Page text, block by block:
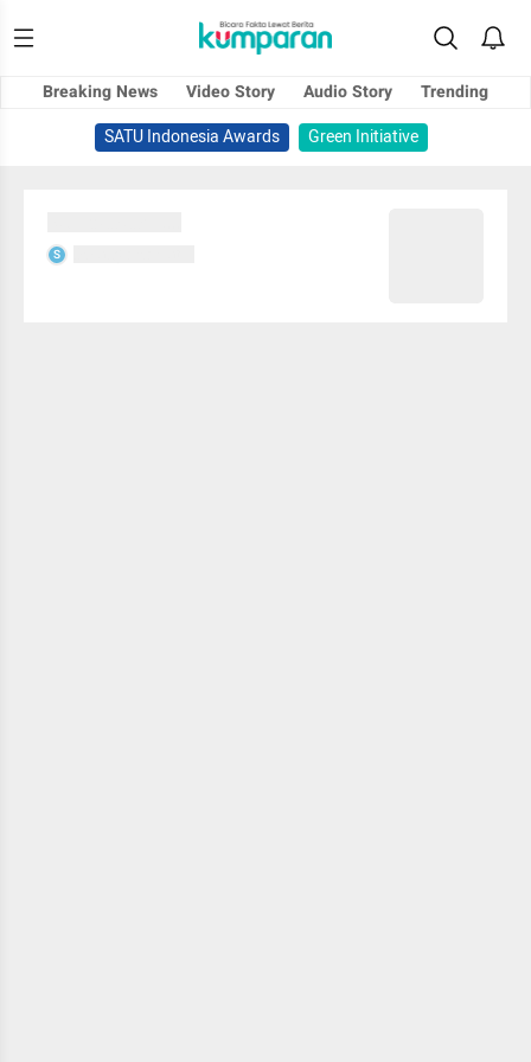
Breaking News Video Story Audio Story
Trending
SATU Indonesia Awards
Green Initiative
S